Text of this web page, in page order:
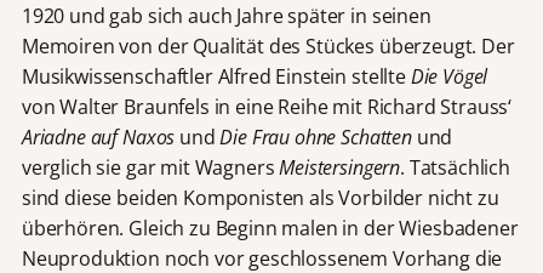
1920 und gab sich auch Jahre später in seinen
Memoiren von der Qualität des Stückes überzeugt. Der
Musikwissenschaftler Alfred Einstein stellteDie Vögel
von Walter Braunfels in eine Reihe mit Richard Strauss‘
Ariadne auf Naxos undDie Frau ohne Schattenund
verglich sie gar mit WagnersMeistersingern. Tatsächlich
sind diese beiden Komponisten als Vorbilder nicht zu
überhören. Gleich zu Beginn malen in der Wiesbadener
Neuproduktion noch vor geschlossenem Vorhang die